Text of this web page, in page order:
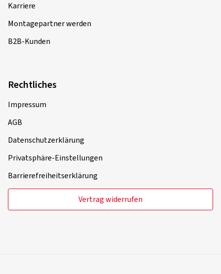
Karriere
Montagepartner werden
B2B-Kunden
Rechtliches
Impressum
AGB
Datenschutzerklärung
Privatsphäre-Einstellungen
Barrierefreiheitserklärung
Vertrag widerrufen